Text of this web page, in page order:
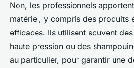
Non, les professionnels
matériel, y compris des produits
efficaces. Ils utilisent souvent
haute pression ou des
au particulier, pour garantir une